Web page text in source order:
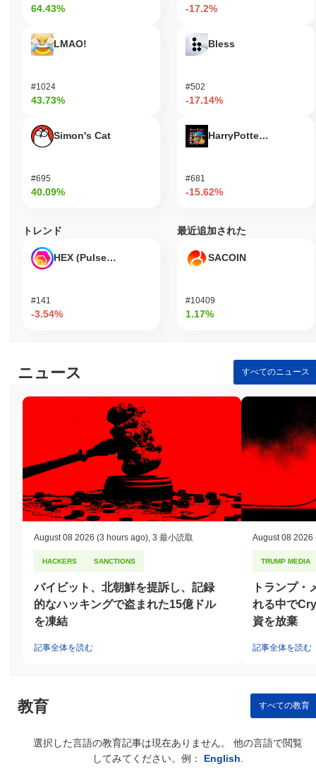
Gomu Gator (GOMU)はどこで購入できますか？
Gomu Gator (GOMU)はcentralized and decentralizedの暗号通貨取
引所で広く利用できます。
過去24時間で、Gomu Gatorの取引量は$0.00.
Gomu Gatorの価格範囲の履歴は何ですか？
史上最高値（ATH）：
Gomu Gatorは現在、ATHより ~99.67%低く取引されています .
ようなパフォーマンスですか？
過去7日間で、Gomu Gatorは 上昇し、 0.32%の上昇を記録
した全体の暗号市場を下回っています。これは、より広範な市場
的な遅れを示しています。
64.43%
LMAO!
#1024
43.73%
Simon's Cat
#695
40.09%
-17.2%
Bless
#502
-17.14%
#681
-15.62%
トレンド
HEX (Pulsechain)
#141
-3.54%
最近追加された
SACOIN
#10409
1.17%
ニュース すべてのニュース
August 08 2026 (3 hours ago) 3 最小読取
HACKERS SANCTIONS
バイビット、北朝鮮を提訴し、記録
的なハッキングで盗まれた15億ドル
を凍結
記事全体を読む
August 08 2026
TRUMP MEDIA
トランプ・
れる中で
資を放棄
記事全体を読む
教育 すべての教育
選択した言語の教育記事は現在ありません。 他の言語で閲覧
してみてください。例： English